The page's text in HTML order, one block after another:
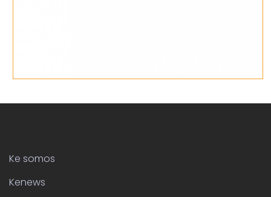
Ke somos
Kenews